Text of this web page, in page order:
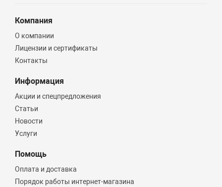
Компания
О компании
Лицензии и сертификаты
Контакты
Информация
Акции и спецпредложения
Статьи
Новости
Услуги
Помощь
Оплата и доставка
Порядок работы интернет-магазина